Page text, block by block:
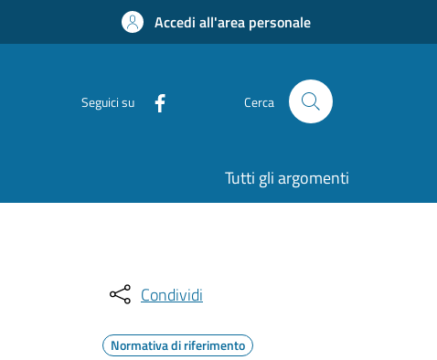
Accedi all'area personale
Seguici su Cerca
Tutti gli argomenti
Condividi
Normativa di riferimento